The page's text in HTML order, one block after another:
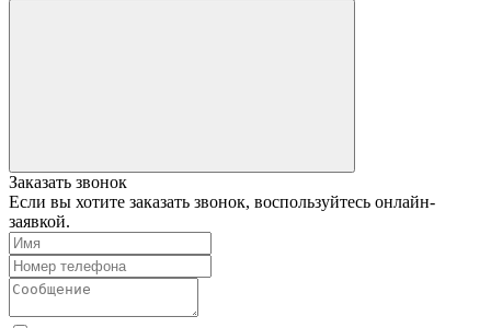
Заказать звонок
Если вы хотите заказать звонок, воспользуйтесь онлайн-
заявкой.